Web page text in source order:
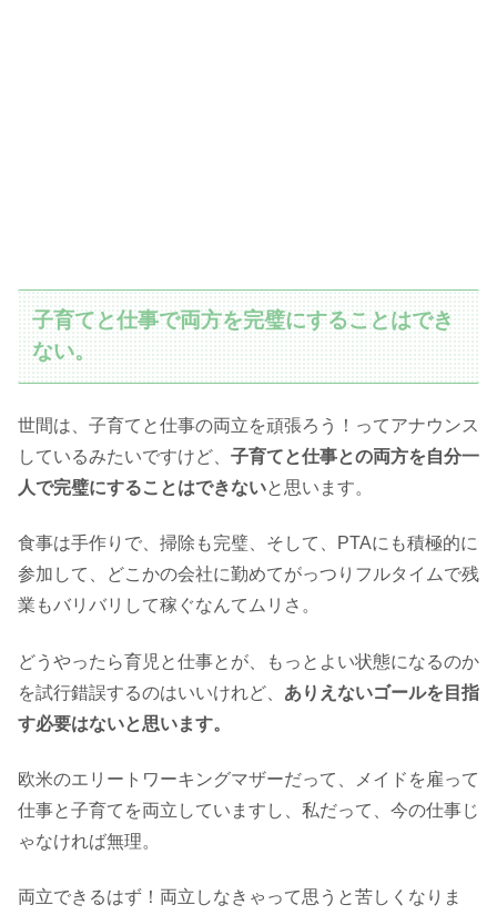
子育てと仕事で両方を完璧にすることはでき
ない。
世間は、子育てと仕事の両立を頑張ろう！ってアナウンス
しているみたいですけど、 子育てと仕事との両方を自分一
人で完璧にすることはできないと思います。
食事は手作りで、掃除も完璧、そして、PTAにも積極的に
参加して、どこかの会社に勤めてがっつりフルタイムで残
業もバリバリして稼ぐなんてムリさ。
どうやったら育児と仕事とが、もっとよい状態になるのか
を試行錯誤するのはいいけれど、 ありえないゴールを目指
す必要はないと思います。
欧米のエリートワーキングマザーだって、メイドを雇って
仕事と子育てを両立していますし、私だって、今の仕事じ
ゃなければ無理。
両立できるはず！両立しなきゃって思うと苦しくなりま